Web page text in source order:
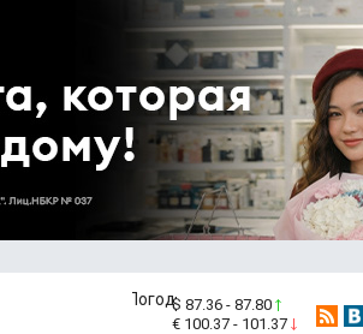
$ 87.36 - 87.80
€ 100.37 - 101.37